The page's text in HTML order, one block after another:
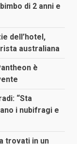
di 2 anni e
dell’hotel,
australiana
è
“Sta
i nubifragi e
trovati in un